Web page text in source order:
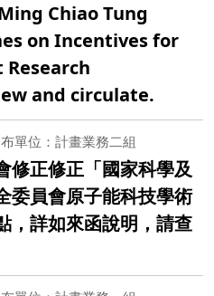
Chiao Tung
on Incentives for
and circulate.
單位：計畫業務二組
修正修正「國家科學及
委員會原子能科技學術
，詳如來函說明，請查